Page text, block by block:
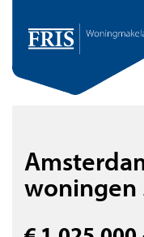
woningen